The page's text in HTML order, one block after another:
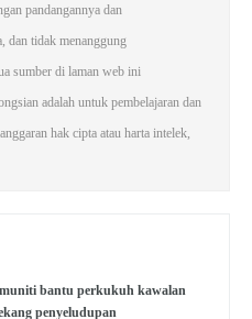
pandangannya dan
dan tidak menanggung
sumber di laman web ini
adalah untuk pembelajaran dan
hak cipta atau harta intelek,
bantu perkukuh kawalan
penyeludupan